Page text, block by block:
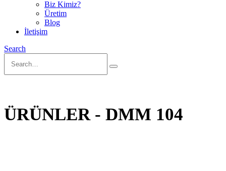
Biz Kimiz?
Üretim
Blog
İletişim
Search
ÜRÜNLER - DMM 104